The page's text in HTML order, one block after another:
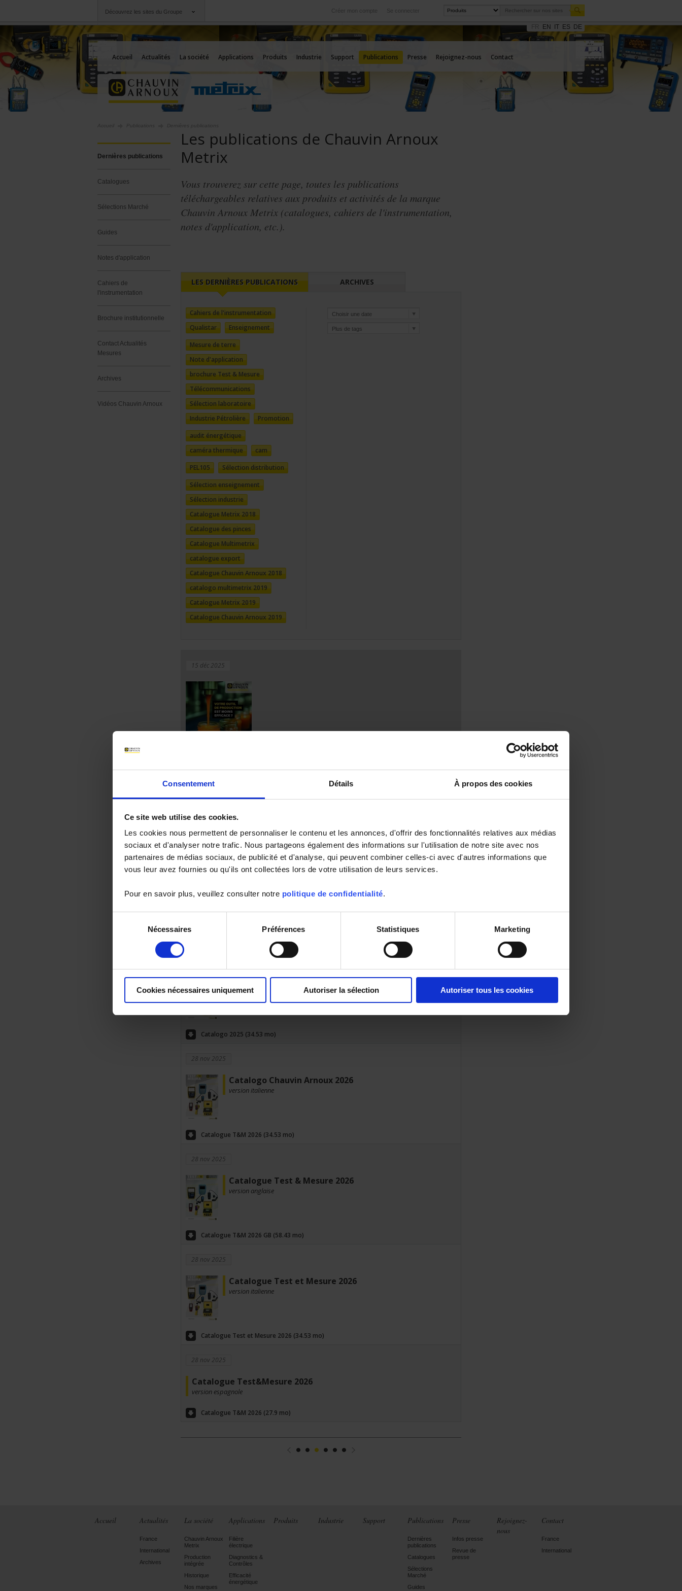
Consentement Détails À propos des cookies
Ce site web utilise des cookies.
Les cookies nous permettent de personnaliser le contenu et les annonces, d'offrir des fonctionnalités relatives aux médias
sociaux et d'analyser notre trafic. Nous partageons également des informations sur l'utilisation de notre site avec nos
partenaires de médias sociaux, de publicité et d'analyse, qui peuvent combiner celles-ci avec d'autres informations que
vous leur avez fournies ou qu'ils ont collectées lors de votre utilisation de leurs services.
Pour en savoir plus, veuillez consulter notre politique de confidentialité.
consentement
Nécessaires Préférences Statistiques Marketing
Cookies nécessaires uniquement Autoriser la sélection Autoriser tous les cookies
Découvrez les sites du Groupe Se connecter
Créer mon compte
Chauvin Arnoux
Une offre à votre service
International
Nos filiales à l'étranger
EN IT ES DE
Accueil Actualités La société Applications Produits Industrie Support Publications Presse Rejoignez-nous Contact
Publications Dernières publications
Dernières publications
Catalogues
Sélections Marché
Guides
Notes d'application
Cahiers de
l'instrumentation
Brochure institutionnelle
Contact Actualités
Mesures
Archives
Vidéos Chauvin Arnoux
Les publications de Chauvin Arnoux
Metrix
Vous trouverez sur cette page, toutes les publications
téléchargeables relatives aux produits et activités de la marque
Chauvin Arnoux Metrix (catalogues, cahiers de l'instrumentation,
notes d'application, etc.).
LES DERNIÈRES PUBLICATIONS ARCHIVES
Cahiers de l'instrumentation
Qualistar
Enseignement
Mesure de terre
Note d'application
brochure Test & Mesure
Télécommunications
Sélection laboratoire
Industrie Pétrolière
Promotion
audit énergétique
caméra thermique
cam
PEL105
Sélection distribution
Sélection enseignement
Sélection industrie
Catalogue Metrix 2018
Catalogue des pinces
Catalogue Multimetrix
catalogue export
Catalogue Chauvin Arnoux 2018
catalogo multimetrix 2019
Catalogue Metrix 2019
Catalogue Chauvin Arnoux 2019
15 déc 2025
Sélection maintenance industrielle
28 nov 2025
version anglaise
Catalogue T&M 2026 GB (58.43 mo)
Catalogo
2025
Catalogo 2025 (34.53 mo)
28 nov 2025
Catalogo Chauvin Arnoux 2026
version italienne
Catalogue T&M 2026 (34.53 mo)
28 nov 2025
Catalogue Test & Mesure 2026
version anglaise
Catalogue T&M 2026 GB (58.43 mo)
28 nov 2025
Catalogue Test et Mesure 2026
version italienne
Catalogue Test et Mesure 2026 (34.53 mo)
28 nov 2025
Catalogue Test&Mesure 2026
version espagnole
Catalogue T&M 2026 (27.9 mo)
Accueil Actualités
France
International
Archives
La société
Chauvin Arnoux
Metrix
Production
intégrée
Historique
Nos marques
Applications
Filière
électrique
Diagnostics &
Contrôles
Efficacité
énergétique
Produits Industrie Support Publications
Dernières
publications
Catalogues
Sélections
Marché
Guides
Presse
Infos presse
Revue de
presse
Rejoignez-
nous
Contact
France
International